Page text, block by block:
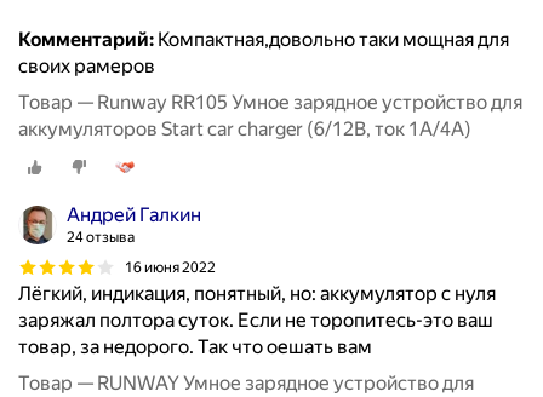
Комментарий: Компактная,довольно таки мощная для
своих рамеров
Товар — Runway RR105 Умное зарядное устройство для
аккумуляторов Start car charger (6/12В, ток 1А/4А)
Андрей Галкин
24 отзыва
16 июня 2022
Лёгкий, индикация, понятный, но: аккумулятор с нуля
заряжал полтора суток. Если не торопитесь-это ваш
товар, за недорого. Так что оешать вам
Товар — RUNWAY Умное зарядное устройство для